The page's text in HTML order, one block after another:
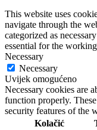
This website uses
navigate through the
categorized as
essential for the
Necessary
Necessary
Uvijek omogućeno
Necessary cookies are
function properly.
security features of the
Kolačić